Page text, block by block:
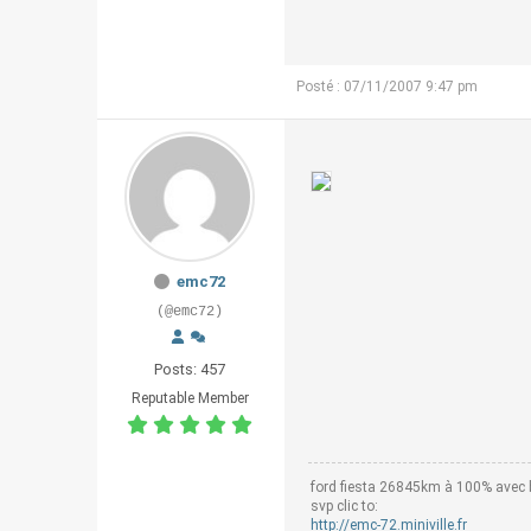
Posté : 07/11/2007 9:47 pm
emc72
(@emc72)
Posts: 457
Reputable Member
ford fiesta 26845km à 100% avec
svp clic to:
http://emc-72.miniville.fr